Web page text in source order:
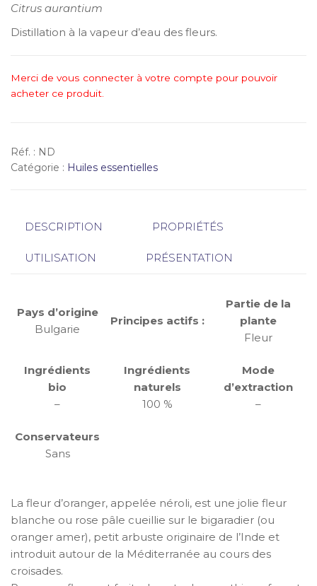
Citrus aurantium
Distillation à la vapeur d’eau des fleurs.
Merci de vous connecter à votre compte pour pouvoir
acheter ce produit.
Réf. : ND
Catégorie : Huiles essentielles
DESCRIPTION PROPRIÉTÉS
UTILISATION PRÉSENTATION
Pays d’origine
Bulgarie
Principes actifs :
Partie de la
plante
Fleur
Ingrédients
bio
–
Ingrédients
naturels
100 %
Mode
d’extraction
–
Conservateurs
Sans
La fleur d’oranger, appelée néroli, est une jolie fleur
blanche ou rose pâle cueillie sur le bigaradier (ou
oranger amer), petit arbuste originaire de l’Inde et
introduit autour de la Méditerranée au cours des
croisades.